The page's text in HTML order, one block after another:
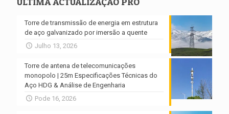
Torre de transmissão de energia em estrutura
de aço galvanizado por imersão a quente
Julho 13, 2026
Torre de antena de telecomunicações
monopolo | 25m Especificações Técnicas do
Aço HDG & Análise de Engenharia
Pode 16, 2026